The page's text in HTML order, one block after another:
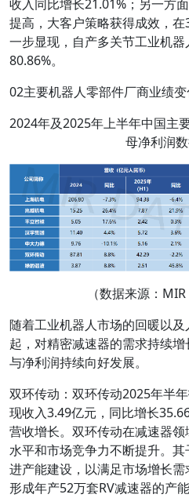
收入同比增长21.01%；另一方
提高，大客户策略获得成效，
一步显现，自产多关节工业机
80.86%。
02主要机器人零部件厂商业绩
2024年及2025年上半年中国主
母净利润
（数据来源：MIR
随着工业机器人市场的回暖以
起，对精密减速器的需求持续
与净利润持续向好发展。
双环传动：双环传动2025年半
现收入3.49亿元，同比增长
营收增长。双环传动在减速器
水平和市场竞争力不断提升。
进产能建设，以满足市场增长
形成年产52万套RV减速器的产能